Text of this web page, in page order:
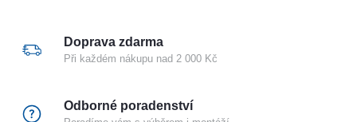
Doprava zdarma
Při každém nákupu nad 2 000 Kč
Odborné poradenství